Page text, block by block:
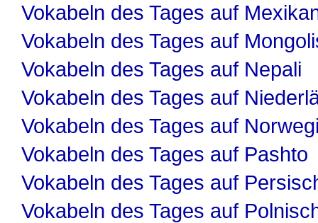
Vokabeln des Tages auf
Vokabeln des Tages auf
Vokabeln des Tages auf Nepali
Vokabeln des Tages auf
Vokabeln des Tages auf
Vokabeln des Tages auf Pashto
Vokabeln des Tages auf
Vokabeln des Tages auf